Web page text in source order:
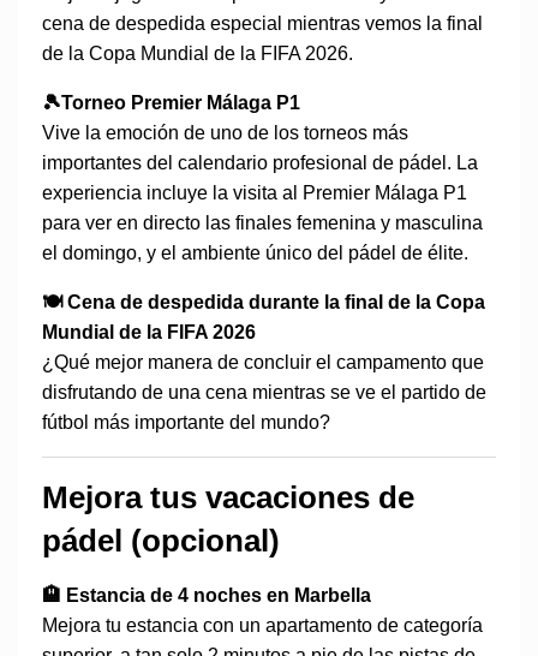
cena de despedida especial mientras vemos la final
de la Copa Mundial de la FIFA 2026.
🎾Torneo Premier Málaga P1
Vive la emoción de uno de los torneos más
importantes del calendario profesional de pádel. La
experiencia incluye la visita al Premier Málaga P1
para ver en directo las finales femenina y masculina
el domingo, y el ambiente único del pádel de élite.
🍽️ Cena de despedida durante la final de la Copa
Mundial de la FIFA 2026
¿Qué mejor manera de concluir el campamento que
disfrutando de una cena mientras se ve el partido de
fútbol más importante del mundo?
Mejora tus vacaciones de
pádel (opcional)
🏨 Estancia de 4 noches en Marbella
Mejora tu estancia con un apartamento de categoría